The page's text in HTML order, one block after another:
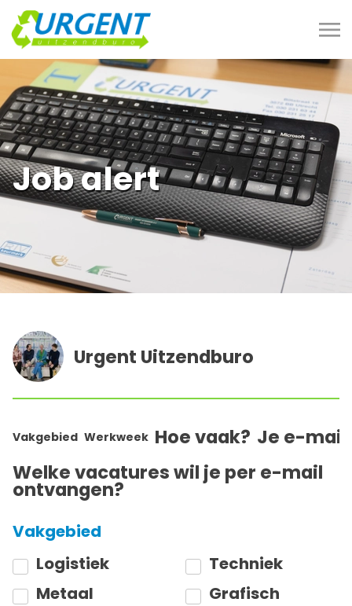
Job alert
Urgent Uitzendburo
Vakgebied Werkweek Hoe vaak? Je e-
Welke vacatures wil je per e-mail
ontvangen?
Vakgebied
Logistiek
Techniek
Metaal
Grafisch